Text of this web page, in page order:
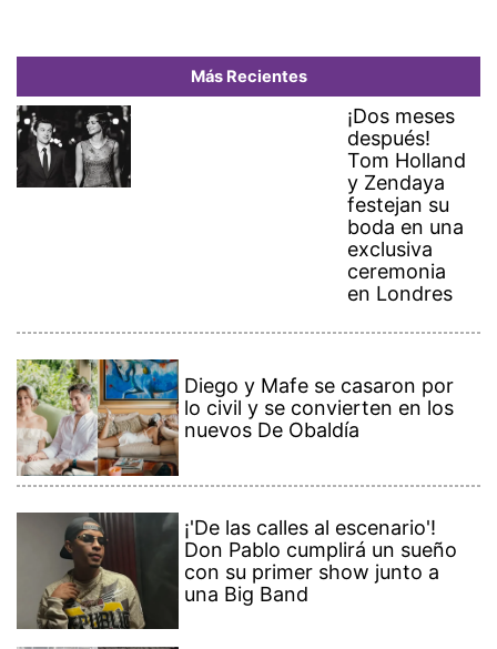
Más Recientes
¡Dos meses
después!
Tom Holland
y Zendaya
festejan su
boda en una
exclusiva
ceremonia
en Londres
Diego y Mafe se casaron por
lo civil y se convierten en los
nuevos De Obaldía
¡'De las calles al escenario'!
Don Pablo cumplirá un sueño
con su primer show junto a
una Big Band